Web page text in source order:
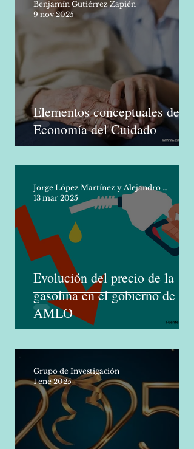
Elementos conceptuales de la
Economía del Cuidado
Benjamín Gutiérrez Zapién
9 nov 2025
Evolución del precio de la
gasolina en el gobierno de
AMLO
13 mar 2025
Grupo de Investigación
1 ene 2025